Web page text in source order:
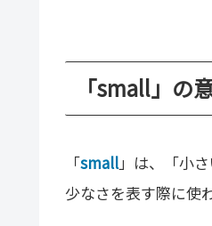
「small」の
「small」は、「小
少なさを表す際に使